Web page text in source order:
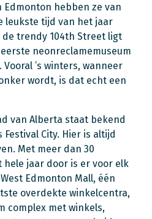
Edmonton hebben ze van
leukste tijd van het jaar
de trendy 104th Street ligt
neonreclamemuseum
Vooral ’s winters, wanneer
wordt, is dat echt een
van Alberta staat bekend
Festival City. Hier is altijd
Met meer dan 30
hele jaar door is er voor elk
Edmonton Mall, één
overdekte winkelcentra,
complex met winkels,